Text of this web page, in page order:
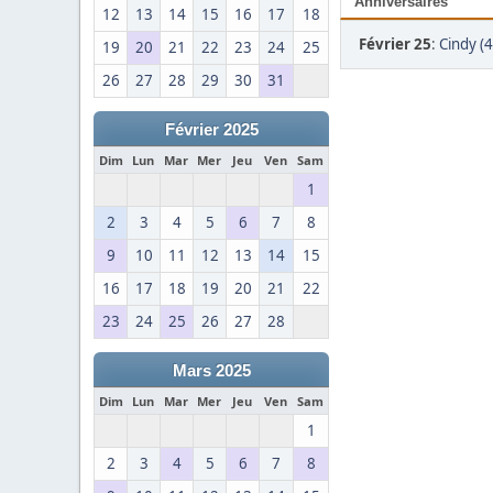
12 13 14 15 16 17
18
19
20 21 22 23 24
25
26
27 28 29 30 31
Février 2025
Dim Lun Mar Mer Jeu Ven Sam
1
2
3 4 5 6 7
8
9
10 11 12 13 14
15
16
17 18 19 20 21
22
23
24 25 26 27 28
Mars 2025
Dim Lun Mar Mer Jeu Ven Sam
1
2
3 4 5 6 7
8
Février 25: Cindy